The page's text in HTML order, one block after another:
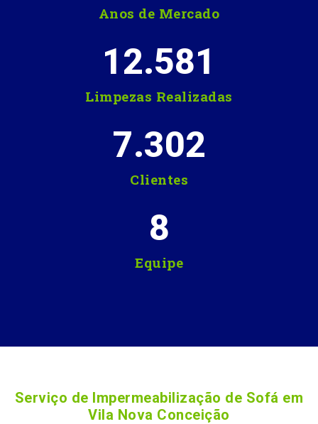
Anos de Mercado
Limpezas Realizadas
12.581
Clientes
7.302
Equipe
8
Serviço de Impermeabilização de Sofá em
Vila Nova Conceição